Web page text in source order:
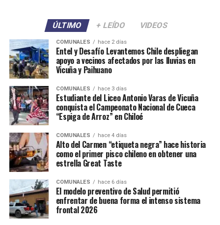
ÚLTIMO + LEÍDO VIDEOS
COMUNALES hace 2 días
Entel y Desafío Levantemos Chile despliegan
apoyo a vecinos afectados por las lluvias en
Vicuña y Paihuano
COMUNALES hace 3 días
Estudiante del Liceo Antonio Varas de Vicuña
conquista el Campeonato Nacional de Cueca
“Espiga de Arroz” en Chiloé
COMUNALES hace 4 días
Alto del Carmen “etiqueta negra” hace historia
como el primer pisco chileno en obtener una
estrella Great Taste
COMUNALES hace 6 días
El modelo preventivo de Salud permitió
enfrentar de buena forma el intenso sistema
frontal 2026